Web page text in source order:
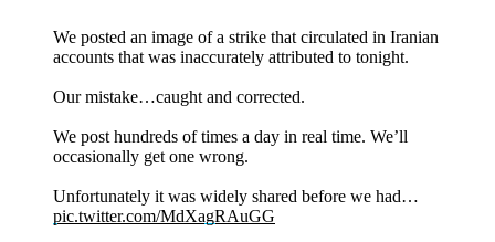
We posted an image of a strike that circulated in Iranian
accounts that was inaccurately attributed to tonight.
Our mistake…caught and corrected.
We post hundreds of times a day in real time. We’ll
occasionally get one wrong.
Unfortunately it was widely shared before we had…
pic.twitter.com/MdXagRAuGG